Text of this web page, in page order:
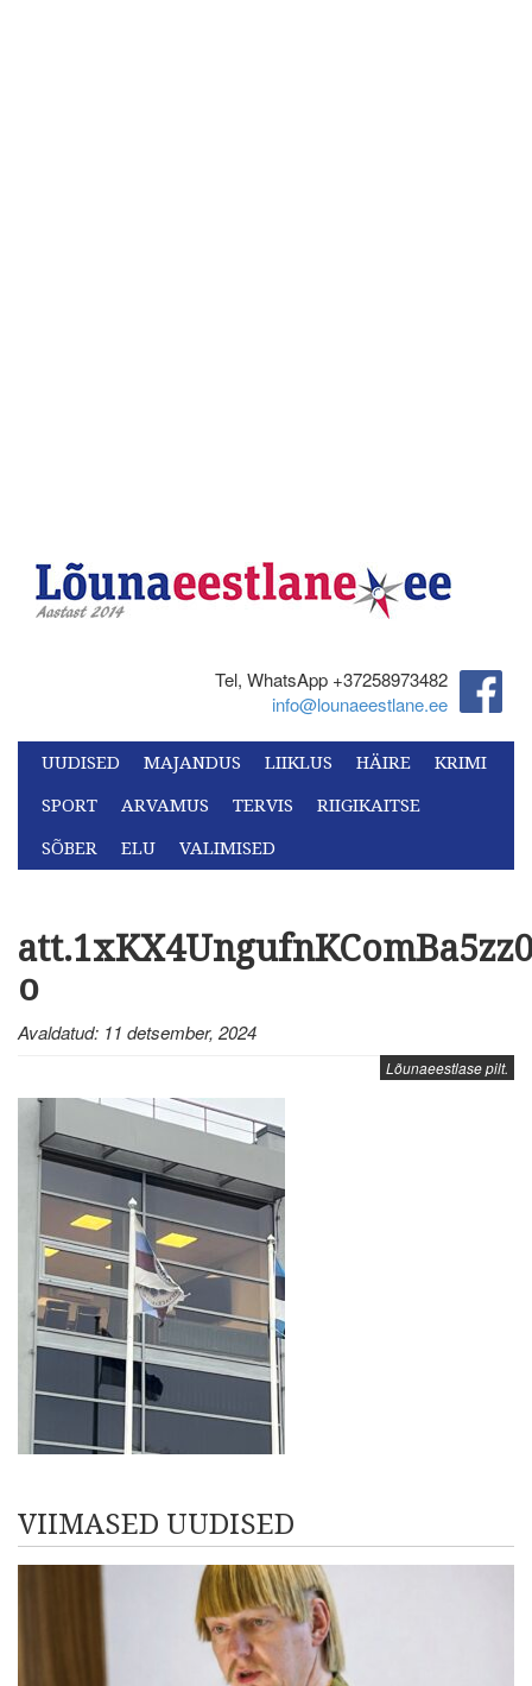
Tel, WhatsApp +37258973482‬
info@lounaeestlane.ee
UUDISED MAJANDUS LIIKLUS HÄIRE
KRIMI
SPORT
ARVAMUS TERVIS
RIIGIKAITSE
SÕBER
ELU VALIMISED
o
Avaldatud: 11 detsember, 2024
Lõunaeestlase pilt.
VIIMASED UUDISED